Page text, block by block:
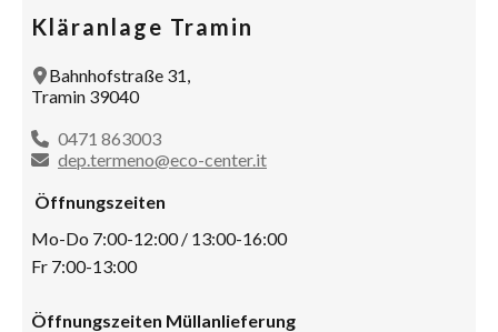
Kläranlage Tramin
Bahnhofstraße 31,
Tramin 39040
0471 863003
dep.termeno@eco-center.it
Öffnungszeiten
Mo-Do 7:00-12:00 / 13:00-16:00
Fr 7:00-13:00
Öffnungszeiten Müllanlieferung